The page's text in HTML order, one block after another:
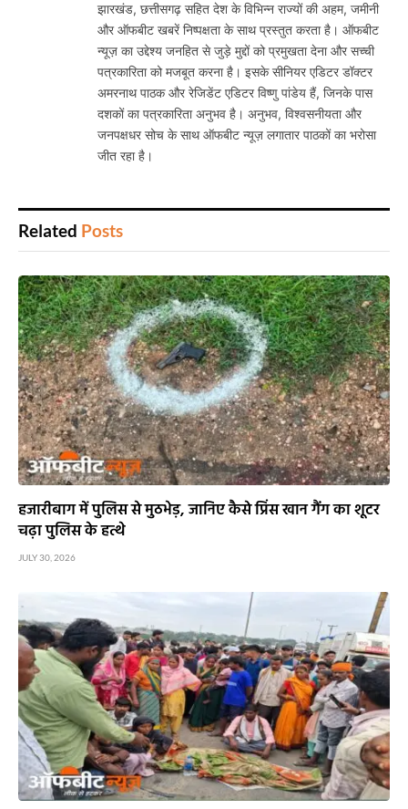
झारखंड, छत्तीसगढ़ सहित देश के विभिन्न राज्यों की अहम, जमीनी
और ऑफबीट खबरें निष्पक्षता के साथ प्रस्तुत करता है। ऑफबीट
न्यूज़ का उद्देश्य जनहित से जुड़े मुद्दों को प्रमुखता देना और सच्ची
पत्रकारिता को मजबूत करना है। इसके सीनियर एडिटर डॉक्टर
अमरनाथ पाठक और रेजिडेंट एडिटर विष्णु पांडेय हैं, जिनके पास
दशकों का पत्रकारिता अनुभव है। अनुभव, विश्वसनीयता और
जनपक्षधर सोच के साथ ऑफबीट न्यूज़ लगातार पाठकों का भरोसा
जीत रहा है।
Related Posts
हजारीबाग में पुलिस से मुठभेड़, जानिए कैसे प्रिंस खान गैंग का शूटर
चढ़ा पुलिस के हत्थे
JULY 30, 2026